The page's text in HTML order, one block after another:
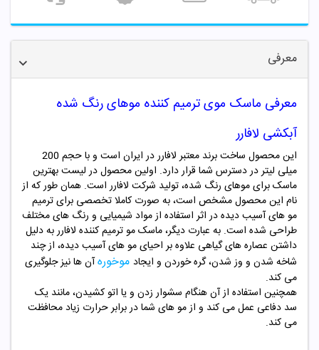
معرفی
معرفی ماسک موی ترمیم کننده موهای رنگ شده
آبکشی لافارر
این محصول ساخت برند معتبر لافارر در ایران است و با حجم 200
میلی لیتر در دسترس شما قرار دارد. اولین محصول در لیست بهترین
ماسک برای موهای رنگ شده، تولید شرکت لافارر است. همان طور که از
نام این محصول مشخص است، به صورت کاملا تخصصی برای ترمیم
مو های آسیب دیده در اثر استفاده از مواد شیمیایی و رنگ های مختلف
طراحی شده است. به عبارت دیگر، ماسک مو ترمیم کننده لافارر به دلیل
داشتن عصاره های گیاهی علاوه بر احیای مو های آسیب دیده، از چند
شاخه شدن و وز شدن، گره خوردن و ایجاد موخورهآن ها نیز جلوگیری
می کند.
همچنین استفاده از آن هنگام سشوار زدن و یا اتو کشیدن، مانند یک
سد دفاعی عمل می کند و از مو های شما در برابر حرارت زیاد محافظت
می کند.